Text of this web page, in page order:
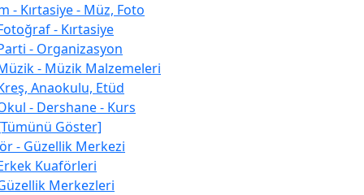
- Kırtasiye - Müz, Foto
- Kırtasiye
- Organizasyon
- Müzik Malzemeleri
Anaokulu, Etüd
- Dershane - Kurs
Göster]
- Güzellik Merkezi
Kuaförleri
Merkezleri